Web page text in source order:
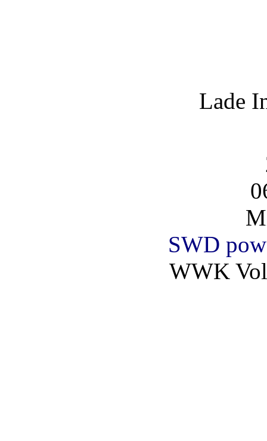
Lade
SWD
WWK